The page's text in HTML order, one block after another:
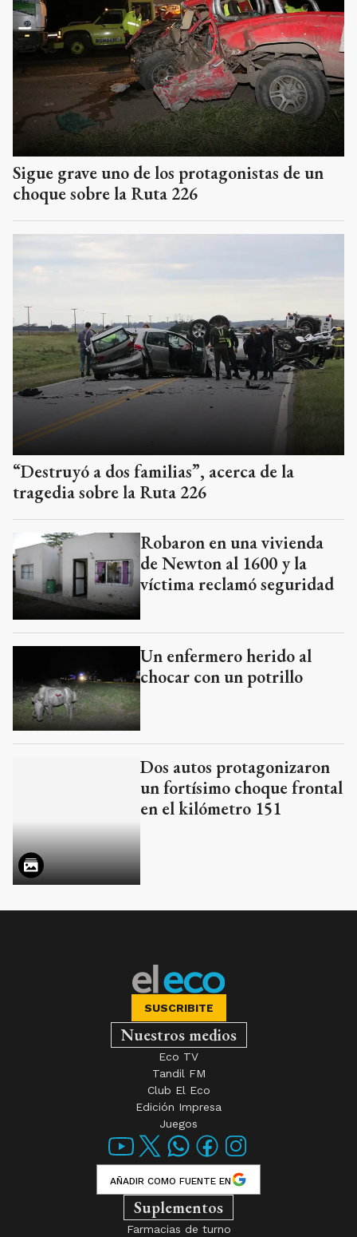
Sigue grave uno de los protagonistas de un
choque sobre la Ruta 226
“Destruyó a dos familias”, acerca de la
tragedia sobre la Ruta 226
Robaron en una vivienda
de Newton al 1600 y la
víctima reclamó seguridad
Un enfermero herido al
chocar con un potrillo
Dos autos protagonizaron
un fortísimo choque frontal
en el kilómetro 151
SUSCRIBITE
Nuestros medios
Eco TV
Tandil FM
Club El Eco
AÑADIR COMO FUENTE EN
Suplementos
Farmacias de turno
Noticias por email
Noticias por WhatsApp